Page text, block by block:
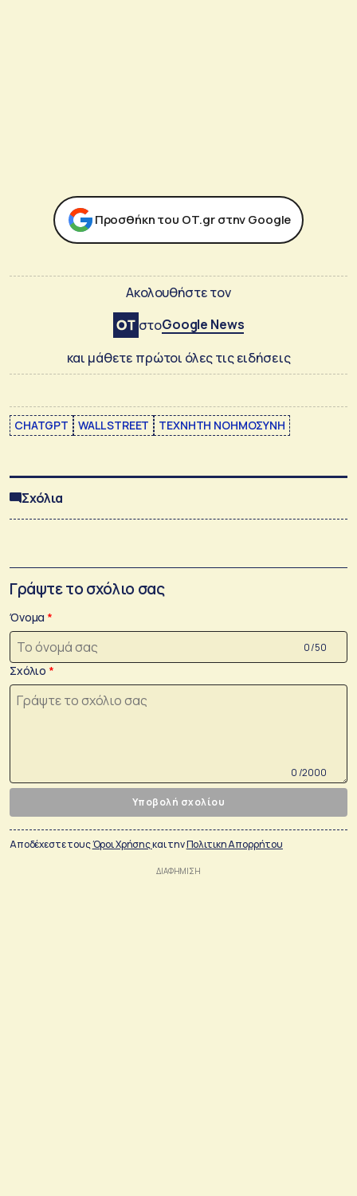
Προσθήκη του ΟΤ.gr στην Google
Ακολουθήστε τον
στοGoogle News
και μάθετε πρώτοι όλες τις ειδήσεις
CHATGPT WALL STREET ΤΕΧΝΗΤΗ ΝΟΗΜΟΣΥΝΗ
Σχόλια
Γράψτε το σχόλιο σας
Όνομα
0 /50
Σχόλιο
0 /2000
Υποβολή σχολίου
Αποδέχεστε τουςΌροι Χρήσηςκαι τηνΠολιτικη Απορρήτου